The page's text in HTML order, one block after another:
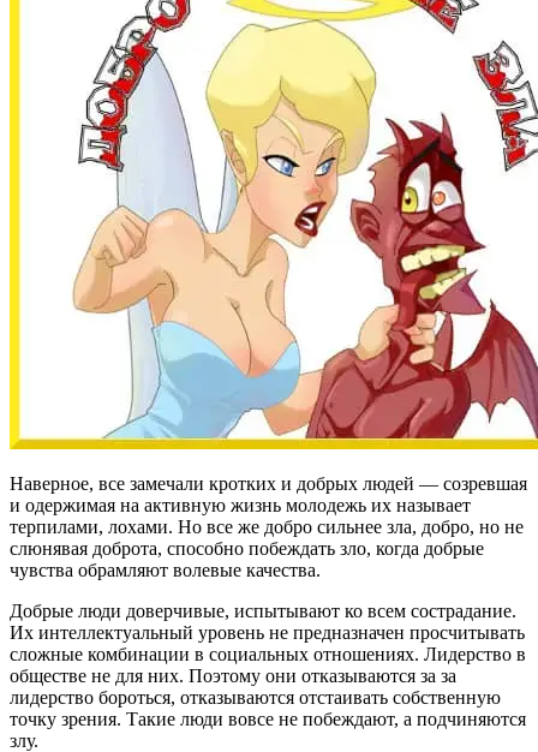
Наверное, все замечали кротких и добрых людей — созревшая
и одержимая на активную жизнь молодежь их называет
терпилами, лохами. Но все же добро сильнее зла, добро, но не
слюнявая доброта, способно побеждать зло, когда добрые
чувства обрамляют волевые качества.
Добрые люди доверчивые, испытывают ко всем сострадание.
Их интеллектуальный уровень не предназначен просчитывать
сложные комбинации в социальных отношениях. Лидерство в
обществе не для них. Поэтому они отказываются за за
лидерство бороться, отказываются отстаивать собственную
точку зрения. Такие люди вовсе не побеждают, а подчиняются
злу.